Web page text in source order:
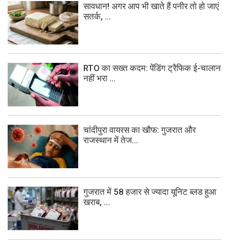
सावधान! अगर आप भी खाते हैं पनीर तो हो जाएं
सतर्क, ...
RTO का सख्त कदम: पेंडिंग ट्रैफिक ई-चालान
नहीं भरा ...
चांदीपुरा वायरस का खौफ: गुजरात और
राजस्थान में तेज...
गुजरात में 58 हजार से ज्यादा यूनिट ब्लड हुआ
खराब, ...